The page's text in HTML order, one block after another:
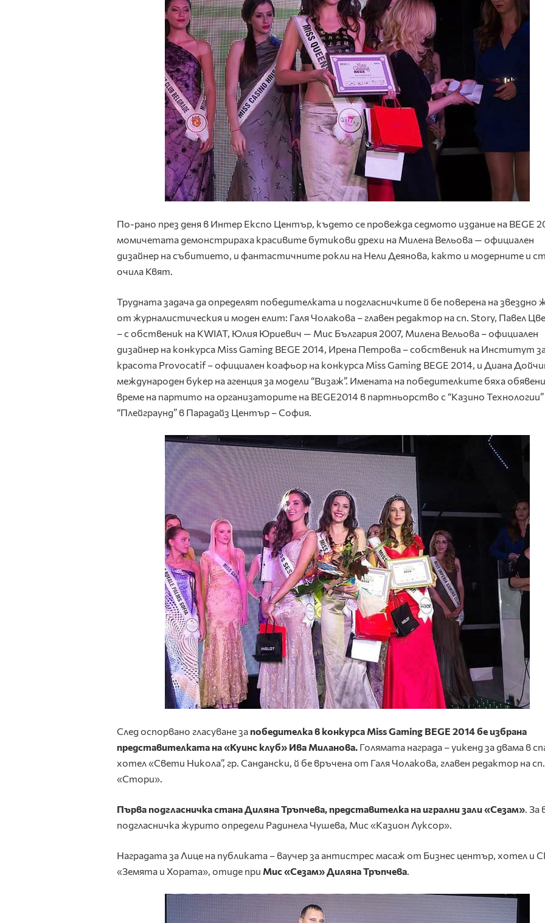
По-рано през деня в Интер Експо Център, където се провежда седмото издание на BEGE
момичетата демонстрираха красивите бутикови дрехи на Милена Вельова — официален
дизайнер на събитието, и фантастичните рокли на Нели Деянова, както и модерните и
очила Квят.
Трудната задача да определят победителката и подгласничките й бе поверена на звездно
от журналистическия и моден елит: Галя Чолакова – главен редактор на сп. Story, Павел
– с обственик на KWIAT, Юлия Юриевич — Мис България 2007, Милена Вельова – официален
дизайнер на конкурса Miss Gaming BEGE 2014, Ирена Петрова – собственик на Институт
красота Provocatif – официален коафьор на конкурса Miss Gaming BEGE 2014, и Диана
международен букер на агенция за модели “Визаж”. Имената на победителките бяха
време на партито на организаторите на BEGE2014 в партньорство с “Казино Технологии”
“Плейграунд” в Парадайз Център – София.
След оспорвано гласуване за победителка в конкурса Miss Gaming BEGE 2014 бе избрана
представителката на «Куинс клуб» Ива Миланова. Голямата награда – уикенд за двама в
хотел «Свети Никола”, гр. Сандански, й бе връчена от Галя Чолакова, главен редактор на сп.
«Стори».
Първа подгласничка стана Диляна Тръпчева, представителка на игрални зали «Сезам» .
подгласничка журито определи Радинела Чушева, Мис «Казион Луксор».
Наградата за Лице на публиката – ваучер за антистрес масаж от Бизнес център, хотел и
«Земята и Хората», отиде при Мис «Сезам» Диляна Тръпчева